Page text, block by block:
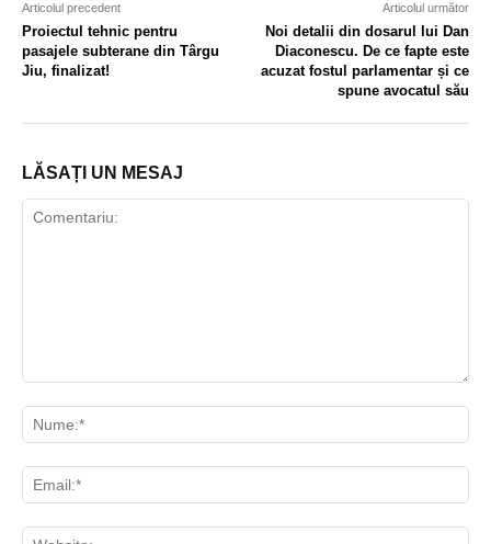
Articolul precedent
Proiectul tehnic pentru
pasajele subterane din Târgu
Jiu, finalizat!
Articolul următor
Noi detalii din dosarul lui Dan
Diaconescu. De ce fapte este
acuzat fostul parlamentar și ce
spune avocatul său
LĂSAȚI UN MESAJ